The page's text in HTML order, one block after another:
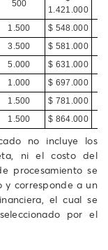
500
1.421.000
1.500 $ 548.000
3.500 $ 581.000
5.000 $ 631.000
1.000 $ 697.000
1.500 $ 781.000
1.500 $ 864.000
no incluye los
ni el costo del
procesamiento se
y corresponde a un
el cual se
por el